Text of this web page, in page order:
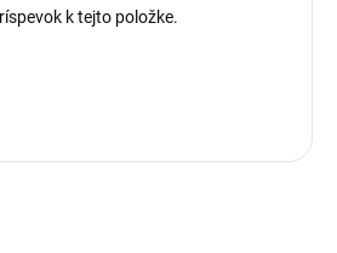
k tejto položke.